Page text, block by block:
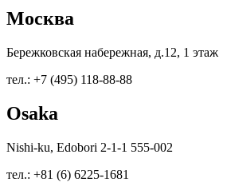
Москва
Бережковская набережная, д.12, 1 этаж
тел.: +7 (495) 118-88-88
Osaka
Nishi-ku, Edobori 2-1-1 555-002
тел.: +81 (6) 6225-1681